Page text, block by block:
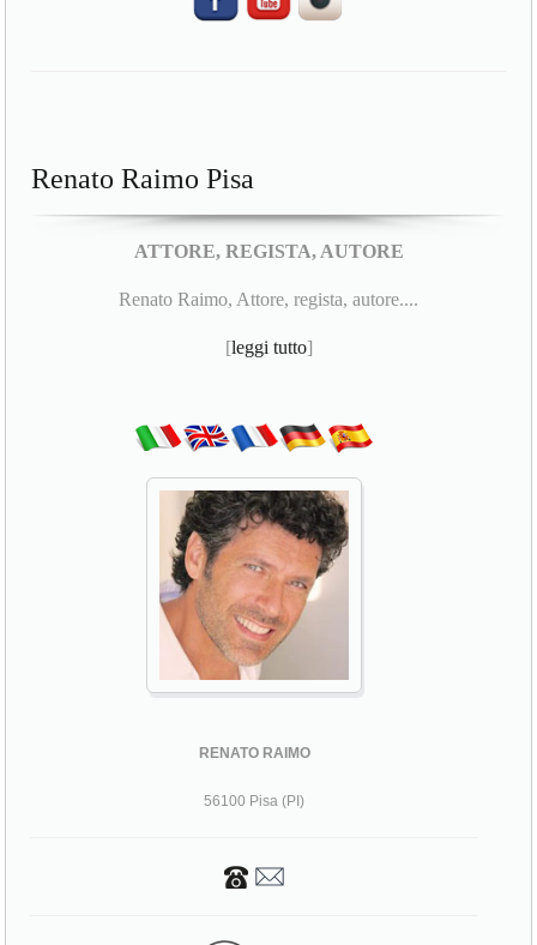
Renato Raimo Pisa
ATTORE, REGISTA, AUTORE
Renato Raimo, Attore, regista, autore....
[leggi tutto]
RENATO RAIMO
56100 Pisa (PI)